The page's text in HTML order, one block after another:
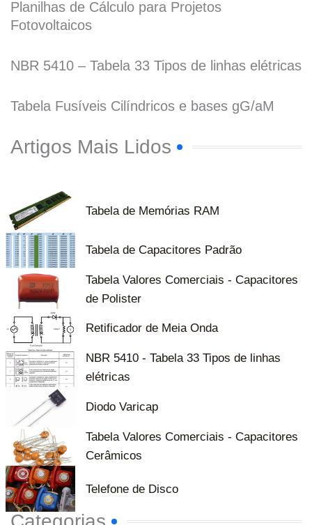
Planilhas de Cálculo para Projetos
Fotovoltaicos
NBR 5410 – Tabela 33 Tipos de linhas elétricas
Tabela Fusíveis Cilíndricos e bases gG/aM
Artigos Mais Lidos
Tabela de Memórias RAM
Tabela de Capacitores Padrão
Tabela Valores Comerciais - Capacitores
de Polister
Retificador de Meia Onda
NBR 5410 - Tabela 33 Tipos de linhas
elétricas
Diodo Varicap
Tabela Valores Comerciais - Capacitores
Cerâmicos
Telefone de Disco